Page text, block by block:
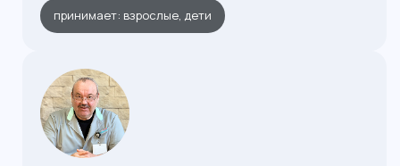
принимает: взрослые, дети